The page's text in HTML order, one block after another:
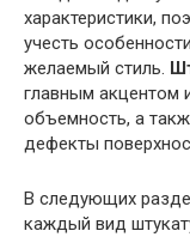
характеристики,
учесть
желаемый стиль.
главным акцентом
объемность, а
дефекты
В следующих
каждый вид